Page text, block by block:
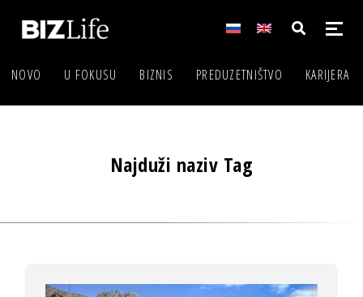
NOVO U FOKUSU BIZNIS PREDUZETNIŠTVO KARIJERA
Najduži naziv Tag